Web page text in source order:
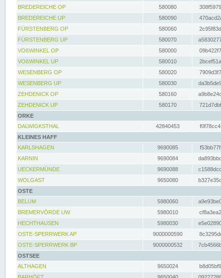
BREDEREICHE OP
580080
BREDEREICHE UP
580090
FÜRSTENBERG OP
580060
FÜRSTENBERG UP
580070
VOßWINKEL OP
580000
VOßWINKEL UP
580010
WESENBERG OP
580020
WESENBERG UP
580030
ZEHDENICK OP
580160
ZEHDENICK UP
580170
ORKE
DALWIGKSTHAL
42840453
KLEINES HAFF
KARLSHAGEN
9690085
KARNIN
9690084
UECKERMÜNDE
9690088
WOLGAST
9650080
OSTE
BELUM
5980060
BREMERVÖRDE UW
5980010
HECHTHAUSEN
5980030
OSTE-SPERRWERK AP
9000000590
OSTE-SPERRWERK BP
9000000532
OSTSEE
ALTHAGEN
9650024